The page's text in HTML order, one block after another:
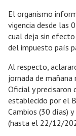
El organismo
vigencia desde las
cual deja sin
del impuesto país
Al respecto,
jornada de
Oficial y precisaron
establecido por el
Cambios (30 días)
(hasta el 22/12/